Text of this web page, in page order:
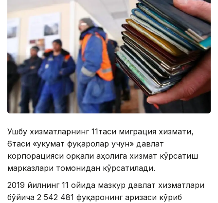
Ушбу хизматларнинг 11таси миграция хизмати,
6таси «Ҳукумат фуқаролар учун» давлат
корпорацияси орқали аҳолига хизмат кўрсатиш
марказлари томонидан кўрсатилади.
2019 йилнинг 11 ойида мазкур давлат хизматлари
бўйича 2 542 481 фуқаронинг аризаси кўриб